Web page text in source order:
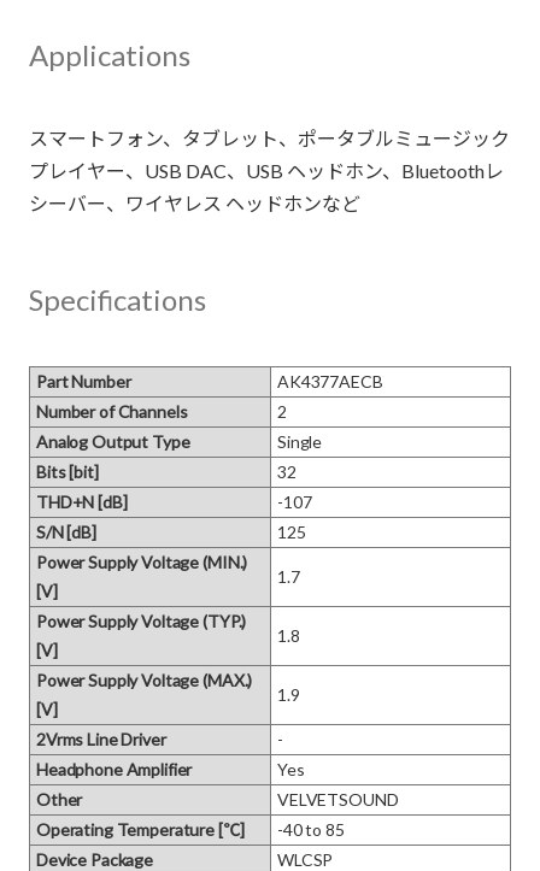
Applications
スマートフォン、タブレット、ポータブルミュージック
プレイヤー、USB DAC、USB ヘッドホン、Bluetoothレ
Specifications
Part Number
AK4377AECB
Number of Channels
2
Analog Output Type
Single
Bits [bit]
32
THD+N [dB]
-107
S/N [dB]
125
Power Supply Voltage (MIN.)
[V]
1.7
Power Supply Voltage (TYP.)
[V]
1.8
Power Supply Voltage (MAX.)
[V]
1.9
2Vrms Line Driver
-
Headphone Amplifier
Yes
Other
VELVETSOUND
Operating Temperature [℃]
-40 to 85
Device Package
WLCSP